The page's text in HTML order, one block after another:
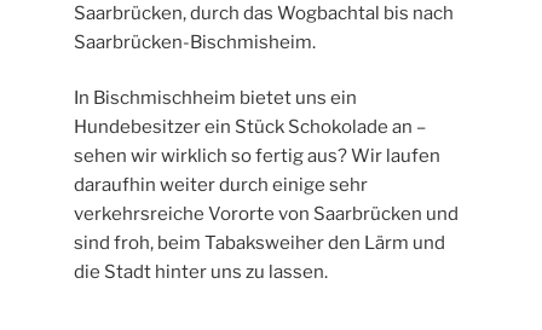
Saarbrücken, durch das Wogbachtal bis nach
Saarbrücken-Bischmisheim.
In Bischmischheim bietet uns ein
Hundebesitzer ein Stück Schokolade an –
sehen wir wirklich so fertig aus? Wir laufen
daraufhin weiter durch einige sehr
verkehrsreiche Vororte von Saarbrücken und
sind froh, beim Tabaksweiher den Lärm und
die Stadt hinter uns zu lassen.